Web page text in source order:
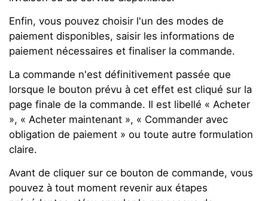
Enfin, vous pouvez choisir l'un des modes de
paiement disponibles, saisir les informations de
paiement nécessaires et finaliser la commande.
La commande n'est définitivement passée que
lorsque le bouton prévu à cet effet est cliqué sur la
page finale de la commande. Il est libellé « Acheter
», « Acheter maintenant », « Commander avec
obligation de paiement » ou toute autre formulation
claire.
Avant de cliquer sur ce bouton de commande, vous
pouvez à tout moment revenir aux étapes